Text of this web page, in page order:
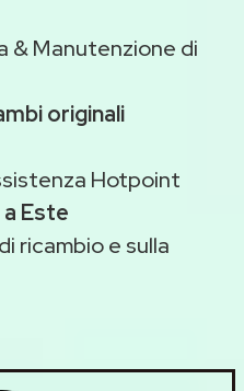
& Manutenzione di
originali
Hotpoint
Este
ricambio e sulla